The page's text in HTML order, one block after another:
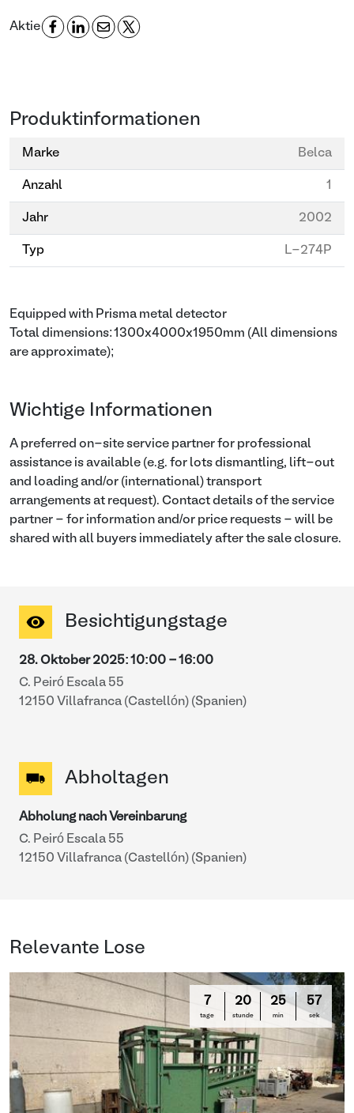
Aktie
Produktinformationen
Marke Belca
Anzahl 1
Jahr 2002
Typ L-274P
Equipped with Prisma metal detector
Total dimensions: 1300x4000x1950mm (All dimensions
are approximate);
Wichtige Informationen
A preferred on-site service partner for professional
assistance is available (e.g. for lots dismantling, lift-out
and loading and/or (international) transport
arrangements at request). Contact details of the service
partner - for information and/or price requests - will be
shared with all buyers immediately after the sale closure.
Besichtigungstage
28. Oktober 2025: 10:00 - 16:00
C. Peiró Escala 55
12150 Villafranca (Castellón) (Spanien)
Abholtagen
Abholung nach Vereinbarung
C. Peiró Escala 55
12150 Villafranca (Castellón) (Spanien)
Relevante Lose
7
tage
20
stunde
25
min
57
sek